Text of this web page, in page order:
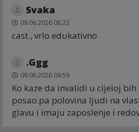
Svaka
09.06.2026 08:22
cast , vrlo edukativno
.Ggg
09.06.2026 09:59
Ko kaze da invalidi u cijeloj bih
posao.pa polovina ljudi na
glavu i imaju zaposlenje i